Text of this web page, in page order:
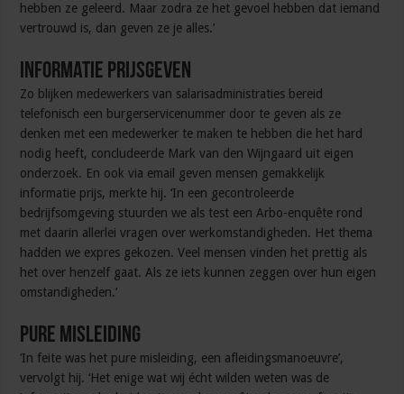
hebben ze geleerd. Maar zodra ze het gevoel hebben dat iemand
vertrouwd is, dan geven ze je alles.’
Informatie prijsgeven
Zo blijken medewerkers van salarisadministraties bereid
telefonisch een burgerservicenummer door te geven als ze
denken met een medewerker te maken te hebben die het hard
nodig heeft, concludeerde Mark van den Wijngaard uit eigen
onderzoek. En ook via email geven mensen gemakkelijk
informatie prijs, merkte hij. ‘In een gecontroleerde
bedrijfsomgeving stuurden we als test een Arbo-enquête rond
met daarin allerlei vragen over werkomstandigheden. Het thema
hadden we expres gekozen. Veel mensen vinden het prettig als
het over henzelf gaat. Als ze iets kunnen zeggen over hun eigen
omstandigheden.’
Pure misleiding
‘In feite was het pure misleiding, een afleidingsmanoeuvre’,
vervolgt hij. ‘Het enige wat wij écht wilden weten was de